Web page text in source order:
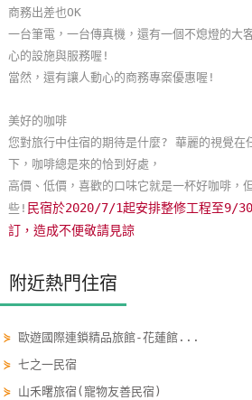
帳
戶
服
聯
絡
單
Line
上
客
服
紅
商務出差也OK
一台筆電，一台傳真機，還有一個不熄燈的大
心的設施與服務喔!
當然，還有讓人動心的商務專案優惠喔!
美好的咖啡
您對旅行中住宿的期待是什麼? 華麗的視覺在
下，咖啡總是來的恰到好處，
高價、低價，喜歡的口味它就是一杯好咖啡，
些! 民宿於2020/7/1起安排整修工程至9/
訂，造成不便敬請見諒
附近熱門住宿
⋟歐遊國際連鎖精品旅館-花蓮館...
⋟七之一民宿
⋟ 山禾曙旅宿(寵物友善民宿)